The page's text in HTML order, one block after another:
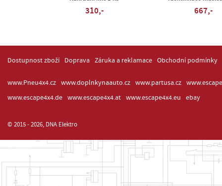
310,- 667,-
Dostupnost zboží Doprava Záruka a reklamace Obchodní podmínky
www.Pneu4x4.cz www.doplnkynaauto.cz www.partusa.cz
www.escape4x4.de
www.escape4x4.at www.escape4x4.eu ebay
© 2015 - 2026, DNA Elektro